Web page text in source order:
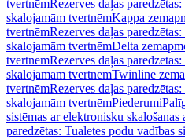
tvertnēmRezerves daļas
skalojamām tvertnēmKappa
tvertnēmRezerves daļas
skalojamām tvertnēmDelta
tvertnēmRezerves daļas
skalojamām tvertnēmTwinline
tvertnēmRezerves daļas
skalojamām tvertnēmPiederumi
sistēmas ar elektronisku
paredzētas: Tualetes podu vadības